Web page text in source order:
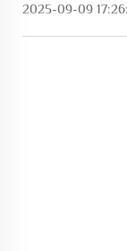
2025-09-09